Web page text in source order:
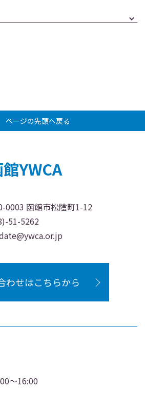
ページの先頭へ戻る
YWCA
0003 函館市松陰町1-12
51-5262
わせはこちらから
～16:00